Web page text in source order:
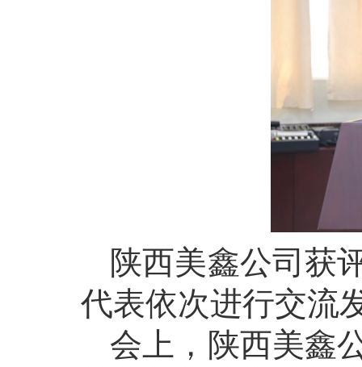
陕西美鑫公司获
代表依次进行交流
会上，陕西美鑫